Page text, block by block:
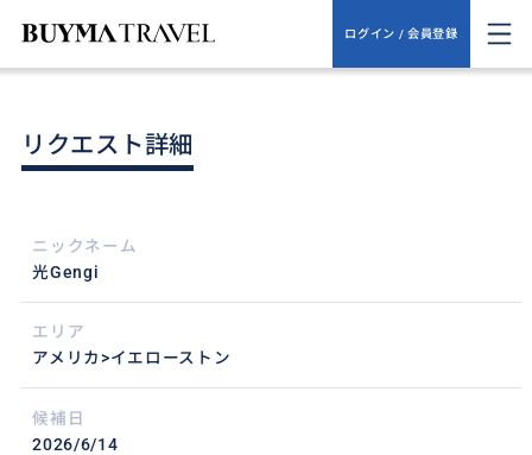
ログイン / 会員登録
リクエスト詳細
ニックネーム
光Gengi
エリア
アメリカ>イエローストン
候補日
2026/6/14